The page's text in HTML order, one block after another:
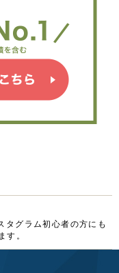
タグラム初心者の方にも
す。